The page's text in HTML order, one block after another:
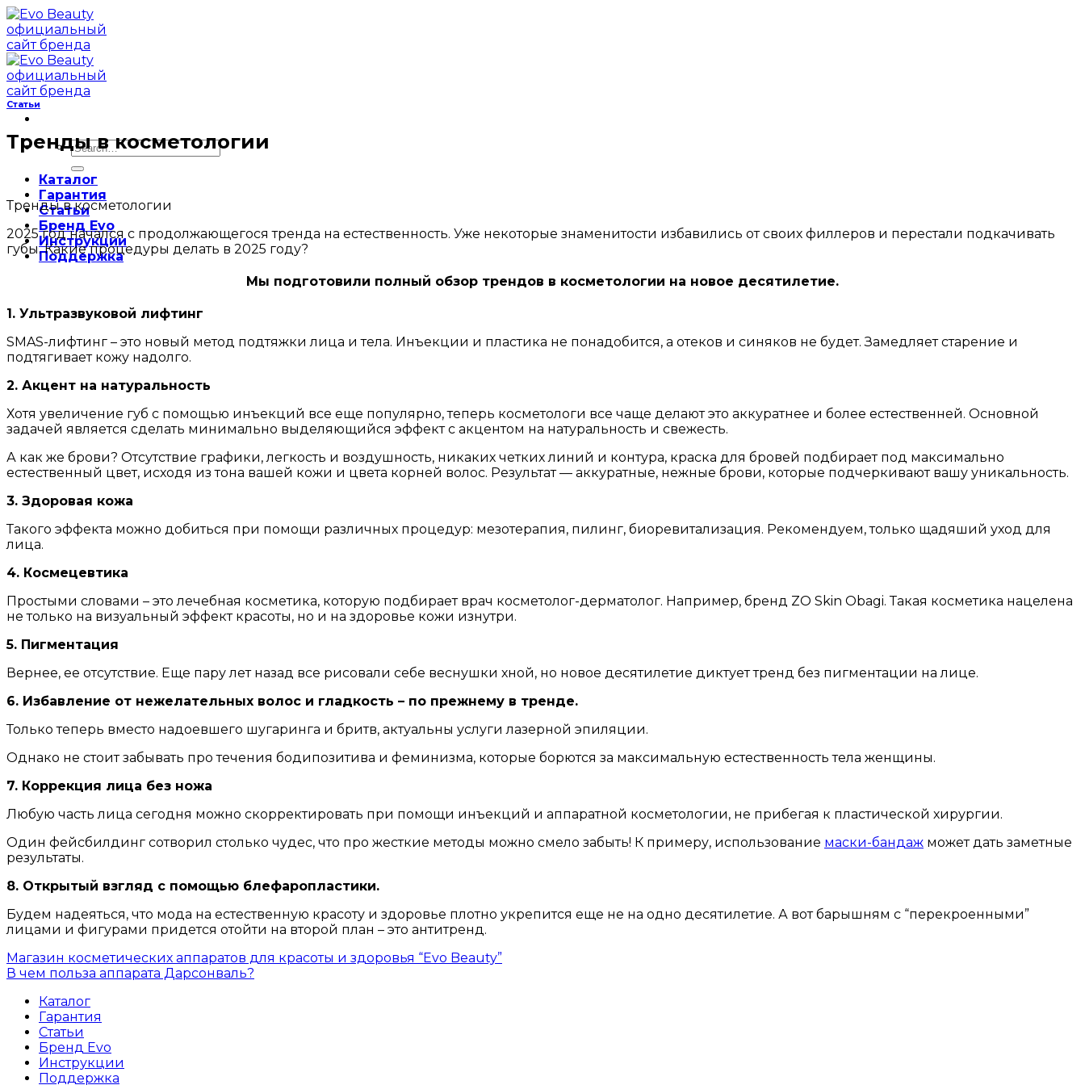
Skip
to
content
Search
for:
Каталог
Гарантия
Статьи
Бренд Evo
Инструкции
Поддержка
Статьи
Тренды в косметологии
Тренды в косметологии
2025 год начался с продолжающегося тренда на естественность. Уже некоторые знаменитости избавились от своих филлеров и перестали подкачивать
губы. Какие процедуры делать в 2025 году?
Мы подготовили полный обзор трендов в косметологии на новое десятилетие.
1. Ультразвуковой лифтинг
SMAS-лифтинг – это новый метод подтяжки лица и тела. Инъекции и пластика не понадобится, а отеков и синяков не будет. Замедляет старение и
подтягивает кожу надолго.
2. Акцент на натуральность
Хотя увеличение губ с помощью инъекций все еще популярно, теперь косметологи все чаще делают это аккуратнее и более естественней. Основной
задачей является сделать минимально выделяющийся эффект с акцентом на натуральность и свежесть.
А как же брови? Отсутствие графики, легкость и воздушность, никаких четких линий и контура, краска для бровей подбирает под максимально
естественный цвет, исходя из тона вашей кожи и цвета корней волос. Результат — аккуратные, нежные брови, которые подчеркивают вашу уникальность.
3. Здоровая кожа
Такого эффекта можно добиться при помощи различных процедур: мезотерапия, пилинг, биоревитализация. Рекомендуем, только щадяший уход для
лица.
4. Космецевтика
Простыми словами – это лечебная косметика, которую подбирает врач косметолог-дерматолог. Например, бренд ZO Skin Obagi. Такая косметика нацелена
не только на визуальный эффект красоты, но и на здоровье кожи изнутри.
5. Пигментация
Вернее, ее отсутствие. Еще пару лет назад все рисовали себе веснушки хной, но новое десятилетие диктует тренд без пигментации на лице.
6. Избавление от нежелательных волос и гладкость – по прежнему в тренде.
Только теперь вместо надоевшего шугаринга и бритв, актуальны услуги лазерной эпиляции.
Однако не стоит забывать про течения бодипозитива и феминизма, которые борются за максимальную естественность тела женщины.
7. Коррекция лица без ножа
Любую часть лица сегодня можно скорректировать при помощи инъекций и аппаратной косметологии, не прибегая к пластической хирургии.
Один фейсбилдинг сотворил столько чудес, что про жесткие методы можно смело забыть! К примеру, использование маски-бандаж может дать заметные
результаты.
8. Открытый взгляд с помощью блефаропластики.
Будем надеяться, что мода на естественную красоту и здоровье плотно укрепится еще не на одно десятилетие. А вот барышням с “перекроенными”
лицами и фигурами придется отойти на второй план – это антитренд.
Магазин косметических аппаратов для красоты и здоровья “Evo Beauty”
В чем польза аппарата Дарсонваль?
Каталог
Гарантия
Статьи
Бренд Evo
Инструкции
Поддержка